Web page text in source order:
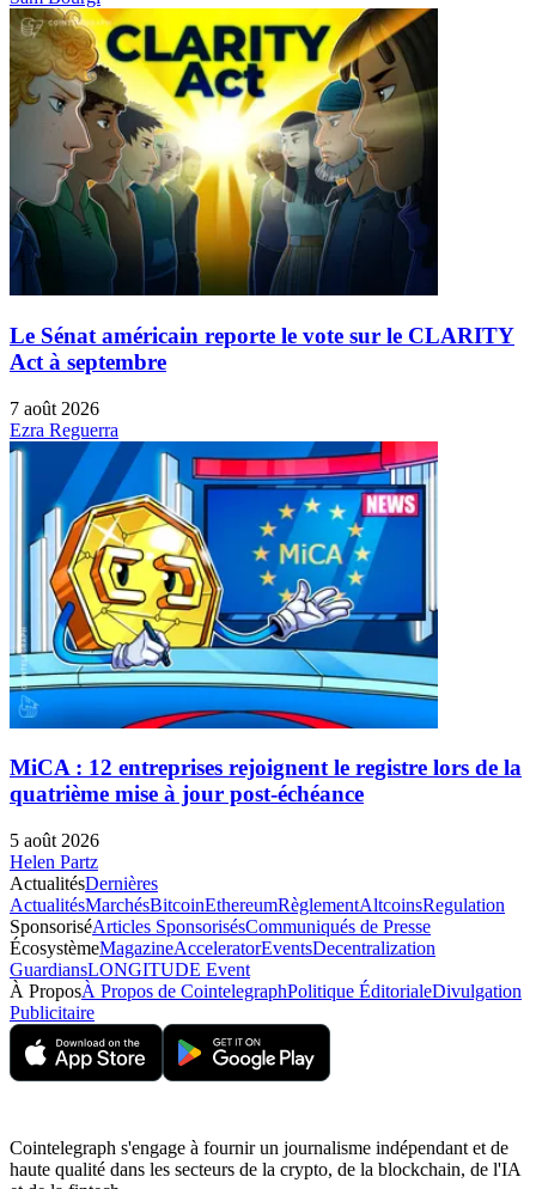
Le Sénat américain reporte le vote sur le CLARITY
Act à septembre
7 août 2026
Ezra Reguerra
MiCA : 12 entreprises rejoignent le registre lors de la
quatrième mise à jour post-échéance
5 août 2026
Helen Partz
ActualitésDernières
ActualitésMarchésBitcoinEthereumRèglementAltcoinsRegulation
SponsoriséArticles SponsorisésCommuniqués de Presse
ÉcosystèmeMagazineAcceleratorEventsDecentralization
GuardiansLONGITUDE Event
À ProposÀ Propos de CointelegraphPolitique ÉditorialeDivulgation
Publicitaire
Cointelegraph s'engage à fournir un journalisme indépendant et de
haute qualité dans les secteurs de la crypto, de la blockchain, de l'IA